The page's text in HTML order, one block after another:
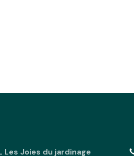
Les Joies du jardinage